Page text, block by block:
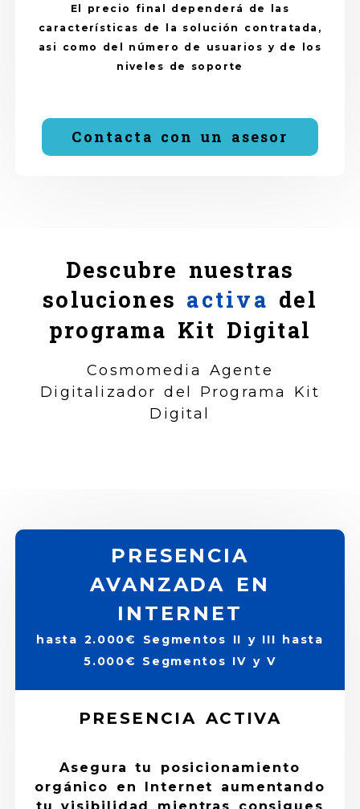
El precio final dependerá de las
características de la solución contratada,
asi como del número de usuarios y de los
niveles de soporte
Contacta con un asesor
Descubre nuestras
soluciones activa del
programa Kit Digital
Cosmomedia Agente
Digitalizador del Programa Kit
Digital
PRESENCIA
AVANZADA EN
INTERNET
hasta 2.000€ Segmentos II y III hasta
5.000€ Segmentos IV y V
PRESENCIA ACTIVA
Asegura tu posicionamiento
orgánico en Internet aumentando